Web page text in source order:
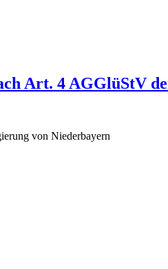
Art. 4 AGGlüStV
von Niederbayern